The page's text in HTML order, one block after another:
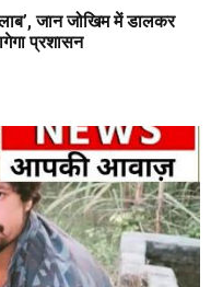
जान जोखिम में डालकर
प्रशासन